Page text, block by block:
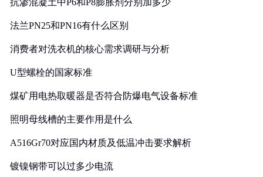
抗渗混凝土中P6和P8膨胀剂分别加多少
法兰PN25和PN16有什么区别
消费者对洗衣机的核心需求调研与分析
U型螺栓的国家标准
煤矿用电热取暖器是否符合防爆电气设备标准
照明母线槽的主要作用是什么
A516Gr70对应国内材质及低温冲击要求解析
镀镍钢带可以过多少电流